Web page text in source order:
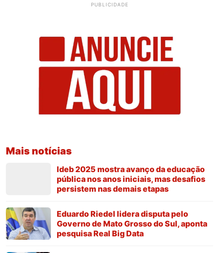
PUBLICIDADE
Mais notícias
Ideb 2025 mostra avanço da educação
pública nos anos iniciais, mas desafios
persistem nas demais etapas
Eduardo Riedel lidera disputa pelo
Governo de Mato Grosso do Sul, aponta
pesquisa Real Big Data